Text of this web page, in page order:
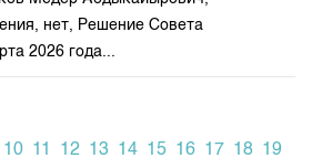
нет, Решение Совета
2026 года...
10 11 12 13 14 15 16 17 18 19